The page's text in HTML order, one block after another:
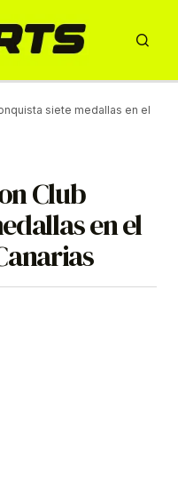
siete medallas en el
Club
en el